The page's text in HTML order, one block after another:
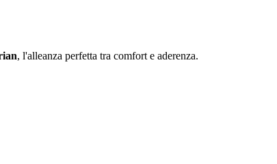
, l'alleanza perfetta tra comfort e aderenza.